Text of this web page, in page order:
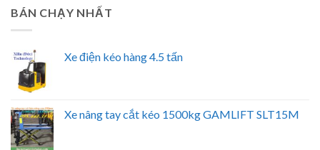
BÁN CHẠY NHẤT
Xe điện kéo hàng 4.5 tấn
Xe nâng tay cắt kéo 1500kg GAMLIFT SLT15M